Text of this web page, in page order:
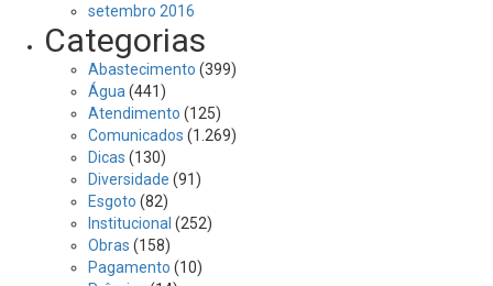
setembro 2016
Categorias
Abastecimento (399)
Água (441)
Atendimento (125)
Comunicados (1.269)
Dicas (130)
Diversidade (91)
Esgoto (82)
Institucional (252)
Obras (158)
Pagamento (10)